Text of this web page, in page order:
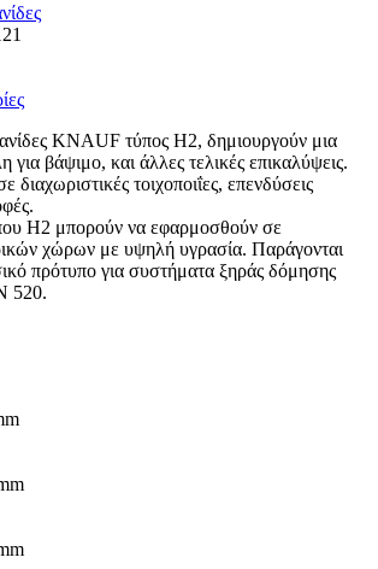
KNAUF τύπος H2, δημιουργούν μια
για βάψιμο, και άλλες τελικές επικαλύψεις.
διαχωριστικές τοιχοποιΐες, επενδύσεις
H2 μπορούν να εφαρμοσθούν σε
χώρων με υψηλή υγρασία. Παράγονται
πρότυπο για συστήματα ξηράς δόμησης
520.